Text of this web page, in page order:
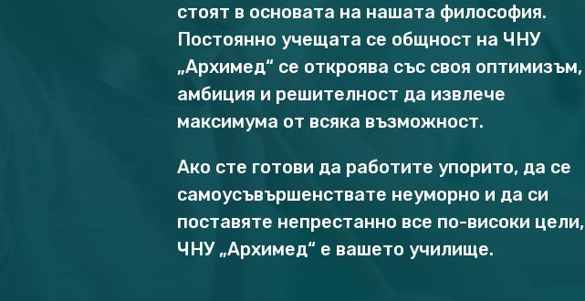
стоят в основата на нашата философия.
Постоянно учещата се общност на ЧНУ
„Архимед“ се откроява със своя оптимизъм,
амбиция и решителност да извлече
максимума от всяка възможност.
Ако сте готови да работите упорито, да се
самоусъвършенствате неуморно и да си
поставяте непрестанно все по-високи цели,
ЧНУ „Архимед“ е вашето училище.